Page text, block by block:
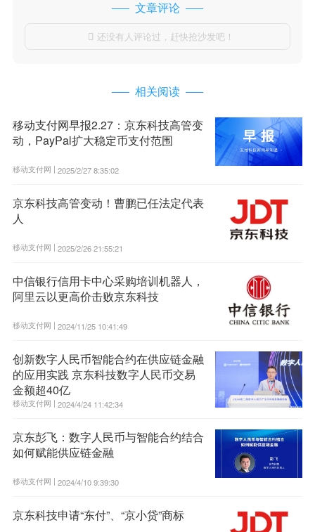
文章评论
 还没有人评论过，赶快抢沙发吧！
相关阅读
移动支付网早报2.27：京东科技高管变
动，PayPal扩大稳定币支付范围
移动支付网 | 2025/2/27 8:35:02
京东科技高管变动！曹鹏已任法定代表
人
移动支付网 | 2025/2/26 21:55:21
中信银行信用卡中心采购培训机器人，
阿里云以更高价击败京东科技
移动支付网 | 2024/11/25 10:41:49
创新数字人民币智能合约在供应链金融
的应用实践 京东科技数字人民币交易
金额超40亿
移动支付网 | 2024/4/24 11:42:34
京东彭飞：数字人民币与智能合约结合
如何赋能供应链金融
移动支付网 | 2024/4/10 9:39:30
京东科技申请“东付”、“京小贷”商标